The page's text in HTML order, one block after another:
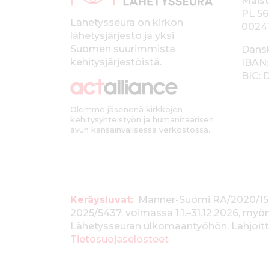
Lähetysseura on kirkon
lähetysjärjestö ja yksi
Suomen suurimmista
kehitysjärjestöistä.
Olemme jäsenenä kirkkojen
kehitysyhteistyön ja humanitaarisen
avun kansainvälisessä verkostossa.
PL 56
BIC:
T
i
e
Keräysluvat: Manner-Suomi RA/2020/
2025/5437, voimassa 1.1.–31.12.2026,
Lähetysseuran ulkomaantyöhön.
Tietosuojaselosteet